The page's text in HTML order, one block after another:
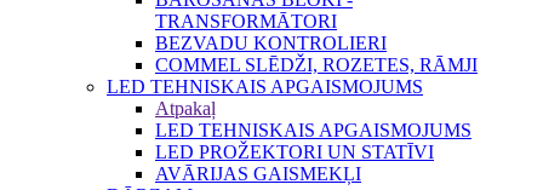
TRANSFORMĀTORI
BEZVADU KONTROLIERI
COMMEL SLĒDŽI, ROZETES, RĀMJI
LED TEHNISKAIS APGAISMOJUMS
Atpakaļ
LED TEHNISKAIS APGAISMOJUMS
LED PROŽEKTORI UN STATĪVI
AVĀRIJAS GAISMEKĻI